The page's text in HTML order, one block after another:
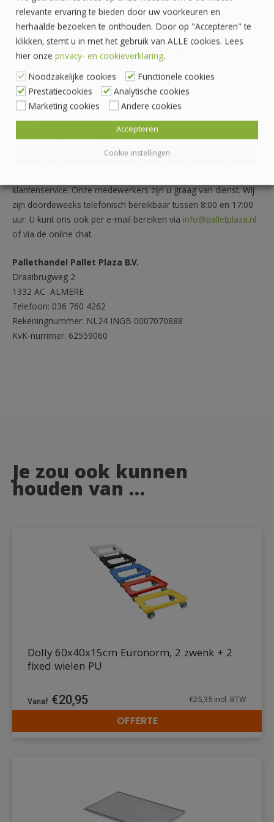
Bij Pallet Plaza profiteert u van veel voordelen:
Uitstekende prijs-kwaliteitverhouding
Kwaliteitsselectie
Betalen met o.a. iDEAL, PayPal, creditcard of via
bankoverdracht
Meer dan alleen pallets
Breed assortiment
>30 jaar ervaring
Heeft u vragen over uw bestelling of over de
klantenservice. Onze medewerkers zijn u graag van dienst. Wij
zijn doordeweeks telefonisch bereikbaar tussen 8:00 en 17:00
uur. U kunt ons ook per e-mail bereiken via info@palletplaza.nl
of via de online chat.
Pallethandel Pallet Plaza B.V.
Draaibrugweg 2
1332 AC ALMERE
Telefoon: 036 760 4262
Rekeningnummer: NL24 INGB 0007070888
KvK-nummer: 62559060
Je zou ook kunnen
houden van …
DETAILS
Dolly 60x40x15cm Euronorm, 2 zwenk + 2
fixed wielen PU
€20,95 €25,35 incl. BTW
OFFERTE
relevante ervaring te bieden door uw voorkeuren en
herhaalde bezoeken te onthouden. Door op "Accepteren" te
klikken, stemt u in met het gebruik van ALLE cookies. Lees
hier onze privacy- en cookieverklaring.
Noodzakelijke cookies
Functionele cookies
Prestatiecookies
Analytische cookies
Marketing cookies
Andere cookies
Cookie instellingen
Accepteren